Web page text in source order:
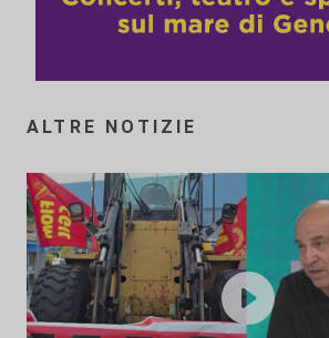
ALTRE NOTIZIE